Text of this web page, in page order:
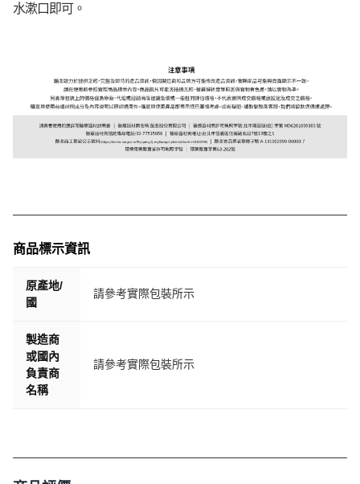
水漱口即可。
商品標示資訊
原產地/
國
請參考實際包裝所示
製造商
或國內
負責商
名稱
請參考實際包裝所示